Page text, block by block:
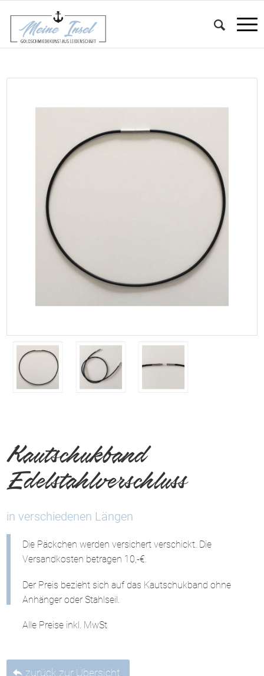
Kautschukband
Edelstahlverschluss
in verschiedenen Längen
Die Päckchen werden versichert verschickt. Die
Versandkosten betragen 10,-€.
Der Preis bezieht sich auf das Kautschukband ohne
Anhänger oder Stahlseil.
Alle Preise inkl. MwSt
zurück zur Übersicht